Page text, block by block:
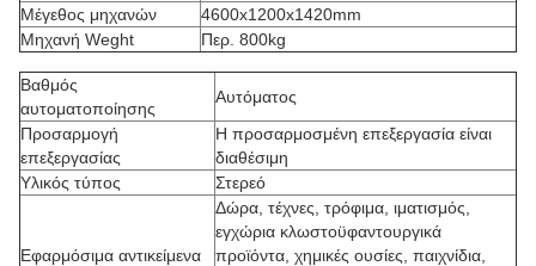
Μέγεθος μηχανών
4600x1200x1420mm
Μηχανή Weght
Περ. 800kg
Βαθμός
αυτοματοποίησης
Αυτόματος
Προσαρμογή
επεξεργασίας
Η προσαρμοσμένη επεξεργασία είναι
διαθέσιμη
Υλικός τύπος
Στερεό
Εφαρμόσιμα αντικείμενα
Δώρα, τέχνες, τρόφιμα, ιματισμός,
εγχώρια κλωστοϋφαντουργικά
προϊόντα, χημικές ουσίες, παιχνίδια,